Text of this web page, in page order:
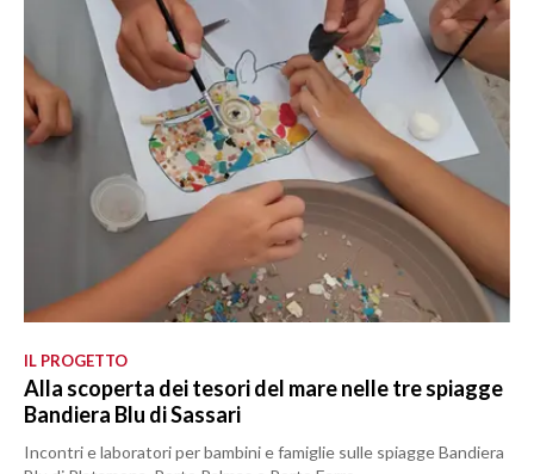
IL PROGETTO
Alla scoperta dei tesori del mare nelle tre spiagge
Bandiera Blu di Sassari
Incontri e laboratori per bambini e famiglie sulle spiagge Bandiera